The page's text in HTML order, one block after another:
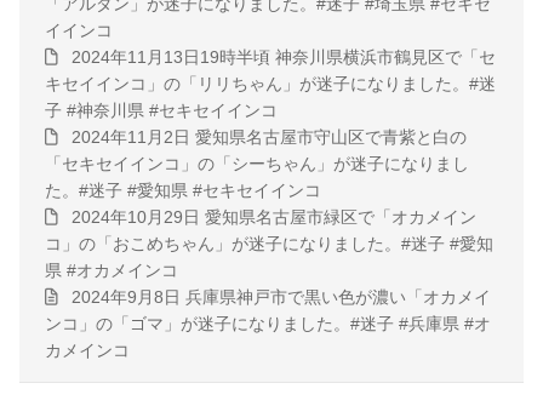
イインコ
2024年11月13日19時半頃 神奈川県横浜市鶴見区で「セ
キセイインコ」の「リリちゃん」が迷子になりました。#迷
子 #神奈川県 #セキセイインコ
2024年11月2日 愛知県名古屋市守山区で青紫と白の
「セキセイインコ」の「シーちゃん」が迷子になりまし
た。#迷子 #愛知県 #セキセイインコ
2024年10月29日 愛知県名古屋市緑区で「オカメイン
コ」の「おこめちゃん」が迷子になりました。#迷子 #愛知
県 #オカメインコ
2024年9月8日 兵庫県神戸市で黒い色が濃い「オカメイ
ンコ」の「ゴマ」が迷子になりました。#迷子 #兵庫県 #オ
カメインコ